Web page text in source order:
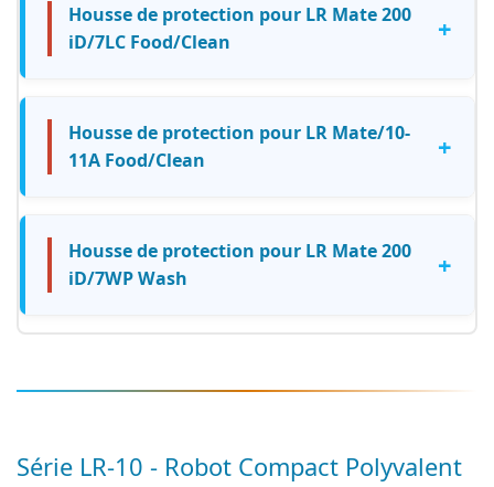
Housse de protection pour LR Mate 200
iD/7LC Food/Clean
+
Housse de protection pour LR Mate/10-
11A Food/Clean
+
Housse de protection pour LR Mate 200
iD/7WP Wash
+
Série LR-10 - Robot Compact Polyvalent